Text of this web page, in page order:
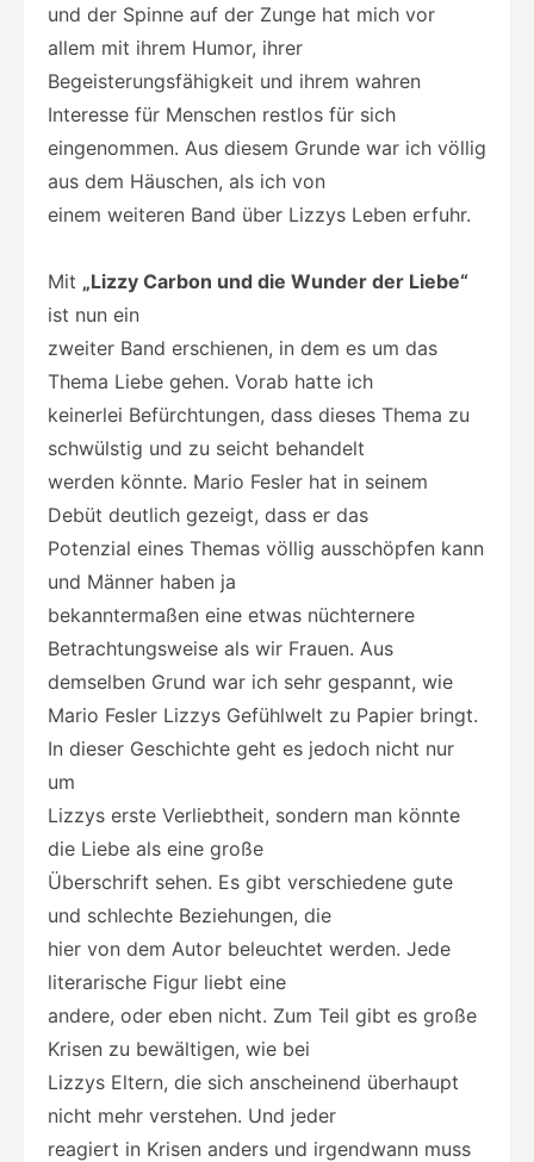
und der Spinne auf der Zunge hat mich vor
allem mit ihrem Humor, ihrer
Begeisterungsfähigkeit und ihrem wahren
Interesse für Menschen restlos für sich
eingenommen. Aus diesem Grunde war ich völlig
aus dem Häuschen, als ich von
einem weiteren Band über Lizzys Leben erfuhr.
Mit „Lizzy Carbon und die Wunder der Liebe“
ist nun ein
zweiter Band erschienen, in dem es um das
Thema Liebe gehen. Vorab hatte ich
keinerlei Befürchtungen, dass dieses Thema zu
schwülstig und zu seicht behandelt
werden könnte. Mario Fesler hat in seinem
Debüt deutlich gezeigt, dass er das
Potenzial eines Themas völlig ausschöpfen kann
und Männer haben ja
bekanntermaßen eine etwas nüchternere
Betrachtungsweise als wir Frauen. Aus
demselben Grund war ich sehr gespannt, wie
Mario Fesler Lizzys Gefühlwelt zu Papier bringt.
In dieser Geschichte geht es jedoch nicht nur
um
Lizzys erste Verliebtheit, sondern man könnte
die Liebe als eine große
Überschrift sehen. Es gibt verschiedene gute
und schlechte Beziehungen, die
hier von dem Autor beleuchtet werden. Jede
literarische Figur liebt eine
andere, oder eben nicht. Zum Teil gibt es große
Krisen zu bewältigen, wie bei
Lizzys Eltern, die sich anscheinend überhaupt
nicht mehr verstehen. Und jeder
reagiert in Krisen anders und irgendwann muss